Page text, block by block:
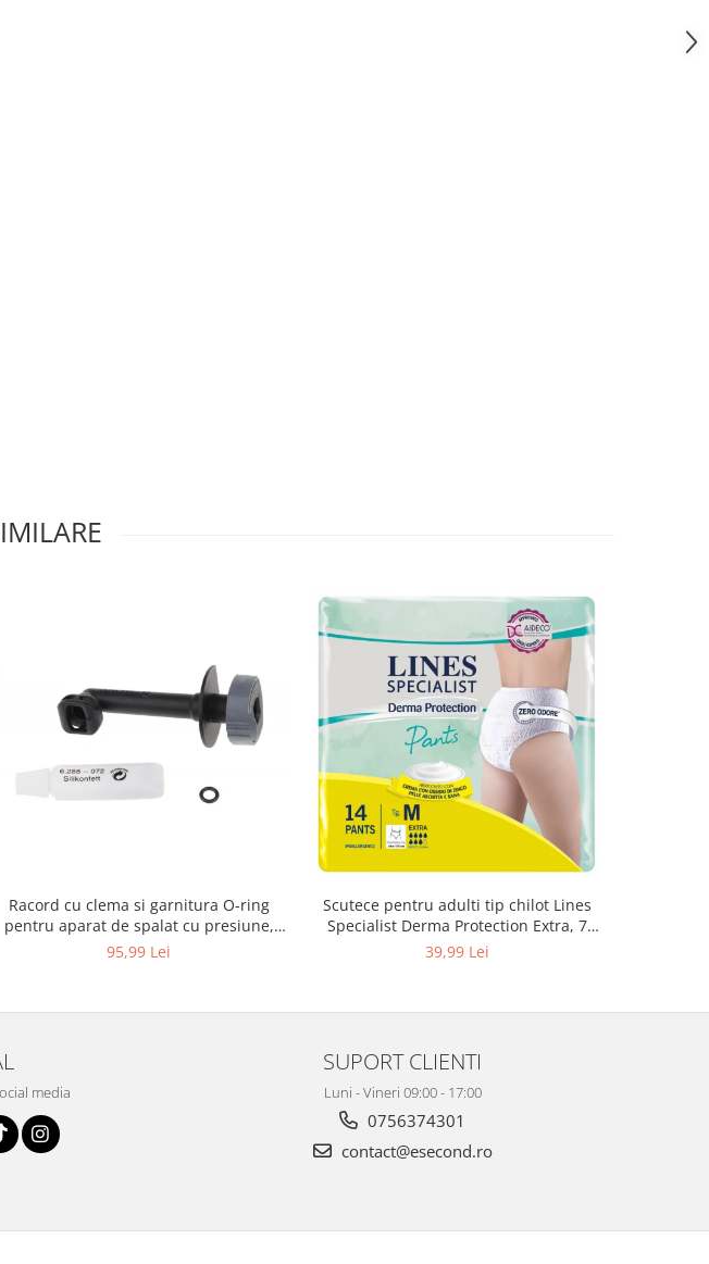
Racord cu clema si garnitura O-ring
pentru aparat de spalat cu presiune,
KARCHER 4.064-047.0, K2, K3, K4
95,99 Lei
Scutece pentru adulti tip chilot Lines
Specialist Derma Protection Extra, 7
picaturi, marimea M, 14 bucati
39,99 Lei
media
SUPORT CLIENTI
Luni - Vineri 09:00 - 17:00
0756374301
contact@esecond.ro